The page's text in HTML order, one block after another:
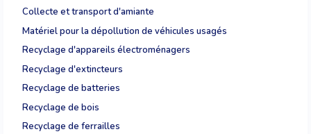
Collecte et transport d'amiante
Matériel pour la dépollution de véhicules usagés
Recyclage d'appareils électroménagers
Recyclage d'extincteurs
Recyclage de batteries
Recyclage de bois
Recyclage de ferrailles